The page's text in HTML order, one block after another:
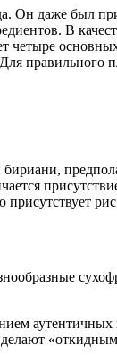
Он даже был
В
бириани,